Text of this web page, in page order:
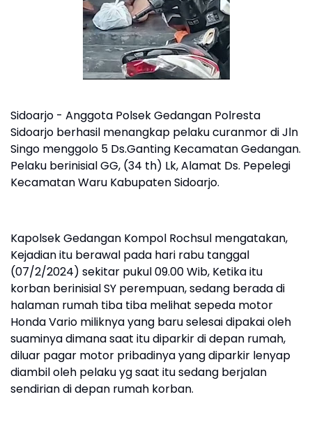
Sidoarjo - Anggota Polsek Gedangan Polresta
Sidoarjo berhasil menangkap pelaku curanmor di Jln
Singo menggolo 5 Ds.Ganting Kecamatan Gedangan.
Pelaku berinisial GG, (34 th) Lk, Alamat Ds. Pepelegi
Kecamatan Waru Kabupaten Sidoarjo.
Kapolsek Gedangan Kompol Rochsul mengatakan,
Kejadian itu berawal pada hari rabu tanggal
(07/2/2024) sekitar pukul 09.00 Wib, Ketika itu
korban berinisial SY perempuan, sedang berada di
halaman rumah tiba tiba melihat sepeda motor
Honda Vario miliknya yang baru selesai dipakai oleh
suaminya dimana saat itu diparkir di depan rumah,
diluar pagar motor pribadinya yang diparkir lenyap
diambil oleh pelaku yg saat itu sedang berjalan
sendirian di depan rumah korban.